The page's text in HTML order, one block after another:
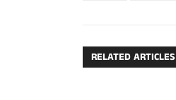
RELATED ARTICLES